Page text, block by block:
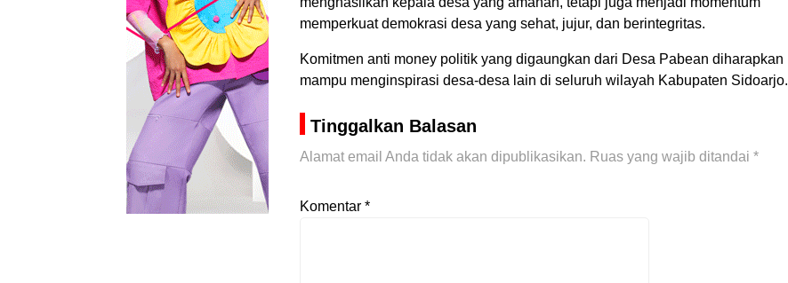
memperkuat demokrasi desa yang sehat, jujur, dan berintegritas.
Komitmen anti money politik yang digaungkan dari Desa Pabean diharapkan
mampu menginspirasi desa-desa lain di seluruh wilayah Kabupaten Sidoarjo.
Tinggalkan Balasan
Alamat email Anda tidak akan dipublikasikan. Ruas yang wajib ditandai *
Komentar *